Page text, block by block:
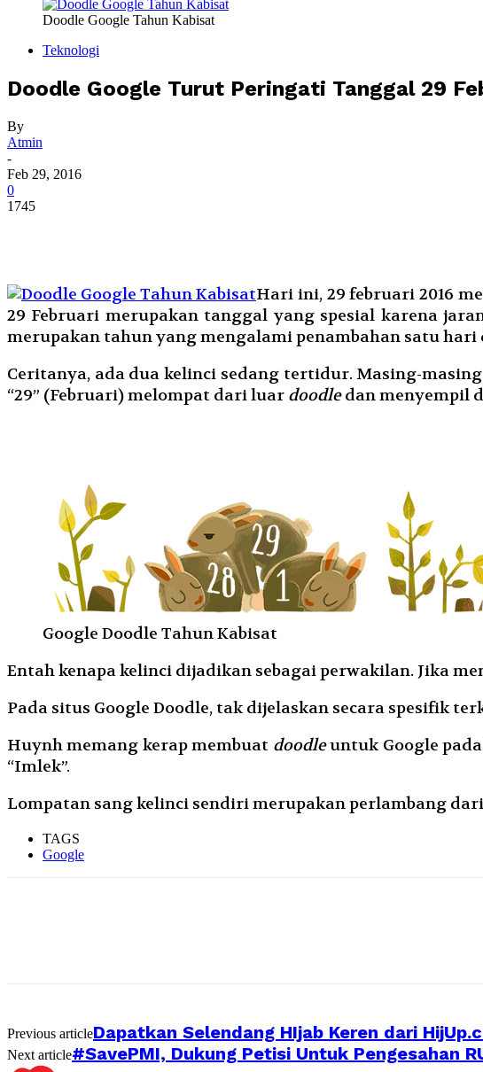
Doodle Google Tahun Kabisat
Teknologi
Doodle Google Turut Peringati Tanggal 29
By
Atmin
-
Feb 29, 2016
0
1745
Hari ini, 29 februari 2016
29 Februari merupakan tanggal yang spesial karena
merupakan tahun yang mengalami penambahan satu
Ceritanya, ada dua kelinci sedang tertidur. Masing-
“29” (Februari) melompat dari luar doodledan menyempil
Google Doodle Tahun Kabisat
Entah kenapa kelinci dijadikan sebagai perwakilan. Jika
Pada situs Google Doodle, tak dijelaskan secara spesifik
Huynh memang kerap membuat doodleuntuk Google
“Imlek”.
Lompatan sang kelinci sendiri merupakan perlambang
TAGS
Google
Previous articleDapatkan Selendang HIjab Keren dari
Next article#SavePMI, Dukung Petisi Untuk Pengesahan